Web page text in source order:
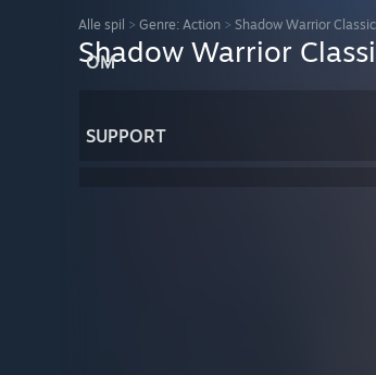
OM
SUPPORT
Alle spil > Genre: Action > Shadow Warrior
Shadow Warrior